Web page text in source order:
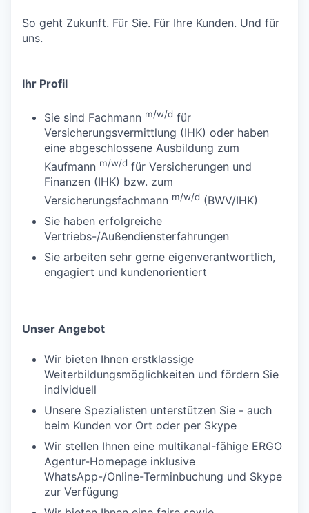
So geht Zukunft. Für Sie. Für Ihre Kunden. Und für
uns.
Ihr Profil
Sie sind Fachmann m/w/d für
Versicherungsvermittlung (IHK) oder haben
eine abgeschlossene Ausbildung zum
Kaufmann m/w/d für Versicherungen und
Finanzen (IHK) bzw. zum
Versicherungsfachmann m/w/d (BWV/IHK)
Sie haben erfolgreiche
Vertriebs-/Außendiensterfahrungen
Sie arbeiten sehr gerne eigenverantwortlich,
engagiert und kundenorientiert
Unser Angebot
Wir bieten Ihnen erstklassige
Weiterbildungsmöglichkeiten und fördern Sie
individuell
Unsere Spezialisten unterstützen Sie - auch
beim Kunden vor Ort oder per Skype
Wir stellen Ihnen eine multikanal-fähige ERGO
Agentur-Homepage inklusive
WhatsApp-/Online-Terminbuchung und Skype
zur Verfügung